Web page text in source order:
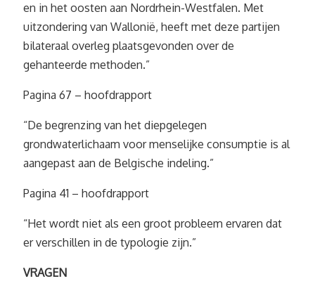
en in het oosten aan Nordrhein-Westfalen. Met
uitzondering van Wallonië, heeft met deze partijen
bilateraal overleg plaatsgevonden over de
gehanteerde methoden.”
Pagina 67 – hoofdrapport
“De begrenzing van het diepgelegen
grondwaterlichaam voor menselijke consumptie is al
aangepast aan de Belgische indeling.”
Pagina 41 – hoofdrapport
“Het wordt niet als een groot probleem ervaren dat
er verschillen in de typologie zijn.”
VRAGEN